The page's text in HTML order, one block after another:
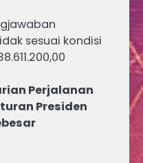
sesuai kondisi
Perjalanan
Presiden